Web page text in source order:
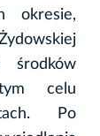
okresie,
środków
celu
Po